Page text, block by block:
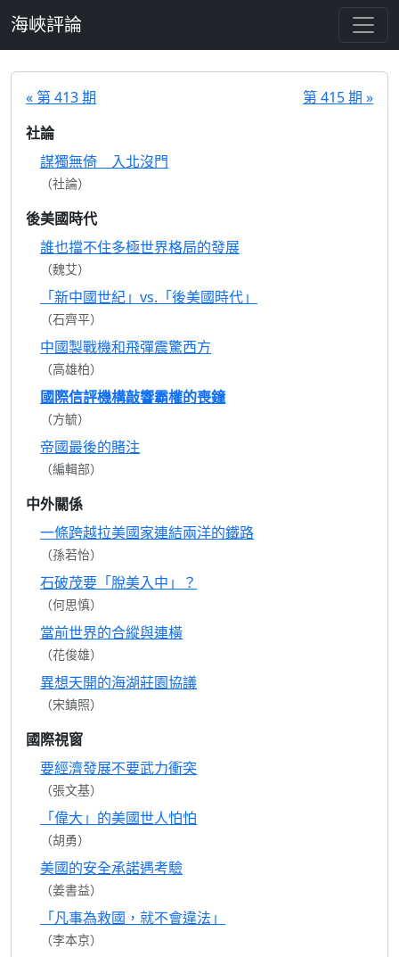
海峽評論
« 第 413 期
第 415 期 »
社論
謀獨無倚 入北沒門
（社論）
後美國時代
誰也擋不住多極世界格局的發展
（魏艾）
「新中國世紀」vs.「後美國時代」
（石齊平）
中國製戰機和飛彈震驚西方
（高雄柏）
國際信評機構敲響霸權的喪鐘
（方毓）
帝國最後的賭注
（編輯部）
中外關係
一條跨越拉美國家連結兩洋的鐵路
（孫若怡）
石破茂要「脫美入中」？
（何思慎）
當前世界的合縱與連橫
（花俊雄）
異想天開的海湖莊園協議
（宋鎮照）
國際視窗
要經濟發展不要武力衝突
（張文基）
「偉大」的美國世人怕怕
（胡勇）
美國的安全承諾遇考驗
（姜書益）
「凡事為救國，就不會違法」
（李本京）